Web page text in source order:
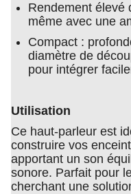
Rendement élevé
même avec une
Compact :
diamètre de
pour intégrer
Utilisation
Ce haut-parleur est
construire vos
apportant un son
sonore. Parfait pour
cherchant une